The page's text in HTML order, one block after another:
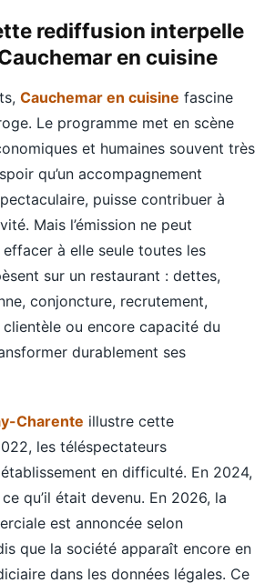
rediffusion interpelle
en cuisine
Cauchemar en cuisine fascine
Le programme met en scène
et humaines souvent très
qu’un accompagnement
puisse contribuer à
Mais l’émission ne peut
à elle seule toutes les
sur un restaurant : dettes,
conjoncture, recrutement,
ou encore capacité du
durablement ses
Charente illustre cette
les téléspectateurs
en difficulté. En 2024,
qu’il était devenu. En 2026, la
est annoncée selon
que la société apparaît encore en
dans les données légales. Ce